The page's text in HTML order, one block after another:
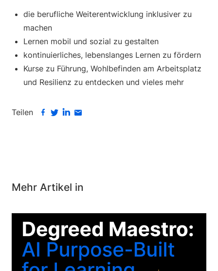
die berufliche Weiterentwicklung inklusiver zu
machen
Lernen mobil und sozial zu gestalten
kontinuierliches, lebenslanges Lernen zu fördern
Kurse zu Führung, Wohlbefinden am Arbeitsplatz
und Resilienz zu entdecken und vieles mehr
Teilen
Mehr Artikel in